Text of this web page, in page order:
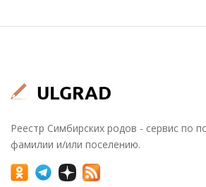
Реестр Симбирских родов - сервис по
фамилии и/или поселению.